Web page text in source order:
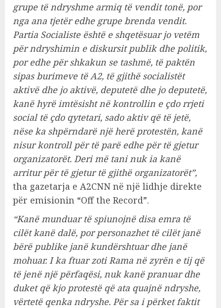
grupe të ndryshme armiq të vendit tonë, por
nga ana tjetër edhe grupe brenda vendit.
Partia Socialiste është e shqetësuar jo vetëm
për ndryshimin e diskursit publik dhe politik,
por edhe për shkakun se tashmë, të paktën
sipas burimeve të A2, të gjithë socialistët
aktivë dhe jo aktivë, deputetë dhe jo deputetë,
kanë hyrë imtësisht në kontrollin e çdo rrjeti
social të çdo qytetari, sado aktiv që të jetë,
nëse ka shpërndarë një herë protestën, kanë
nisur kontroll për të parë edhe për të gjetur
organizatorët. Deri më tani nuk ia kanë
arritur për të gjetur të gjithë organizatorët”,
tha gazetarja e A2CNN në një lidhje direkte
për emisionin “Off the Record”.
“Kanë munduar të spiunojnë disa emra të
cilët kanë dalë, por personazhet të cilët janë
bërë publike janë kundërshtuar dhe janë
mohuar. I ka ftuar zoti Rama në zyrën e tij që
të jenë një përfaqësi, nuk kanë pranuar dhe
duket që kjo protestë që ata quajnë ndryshe,
vërtetë qenka ndryshe. Për sa i përket faktit